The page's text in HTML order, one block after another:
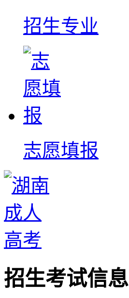
招生专业
志愿填报
招生考试信息